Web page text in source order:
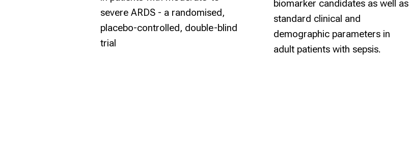
severe ARDS - a randomised,
placebo-controlled, double-blind
trial
biomarker candidates as well as
standard clinical and
demographic parameters in
adult patients with sepsis.